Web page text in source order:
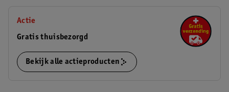
Actie
Gratis thuisbezorgd
Bekijk alle actieproducten